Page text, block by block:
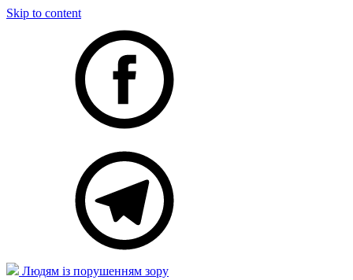
Skip to content
Людям із порушенням зору